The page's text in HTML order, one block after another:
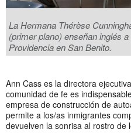
La Hermana Thérèse
(primer plano) enseñan inglés
Providencia en San Benito.
Ann Cass es la directora
comunidad de fe es
empresa de construcción de
permite a los/as inmigrantes
devuelven la sonrisa al rostro de